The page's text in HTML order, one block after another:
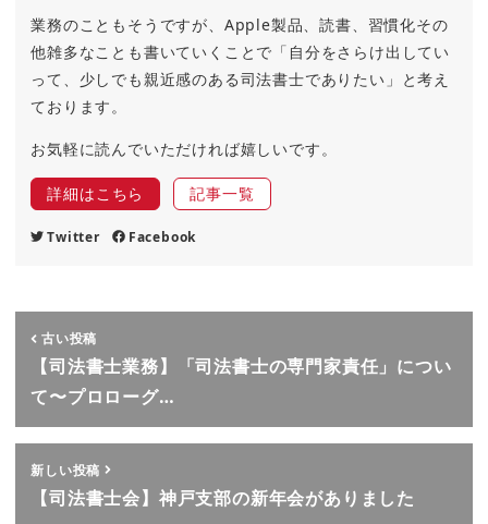
業務のこともそうですが、Apple製品、読書、習慣化その
他雑多なことも書いていくことで「自分をさらけ出してい
って、少しでも親近感のある司法書士でありたい」と考え
ております。
お気軽に読んでいただければ嬉しいです。
詳細はこちら 記事一覧
Twitter Facebook
古い投稿
【司法書士業務】「司法書士の専門家責任」につい
て〜プロローグ…
新しい投稿
【司法書士会】神戸支部の新年会がありました